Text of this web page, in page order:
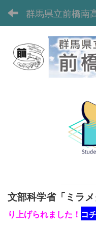
群馬県立前橋南
文部科学省「ミラ
り上げられました！ コ